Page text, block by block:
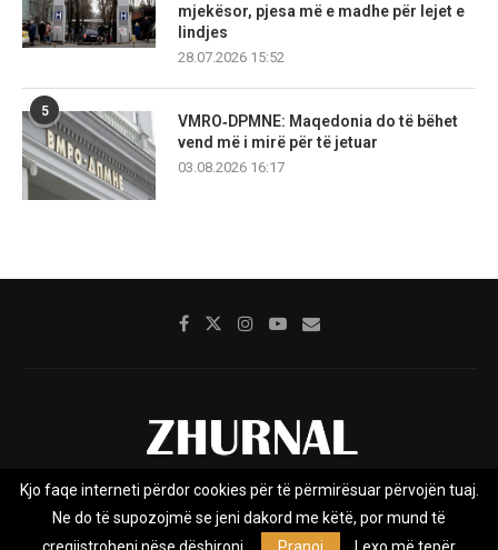
mjekësor, pjesa më e madhe për lejet e
lindjes
28.07.2026 15:52
5
VMRO‑DPMNE: Maqedonia do të bëhet
vend më i mirë për të jetuar
03.08.2026 16:17
Rreth nesh Impresumi Marketing
Kontakt
Privacy Policy
Kjo faqe interneti përdor cookies për të përmirësuar përvojën tuaj.
Ne do të supozojmë se jeni dakord me këtë, por mund të